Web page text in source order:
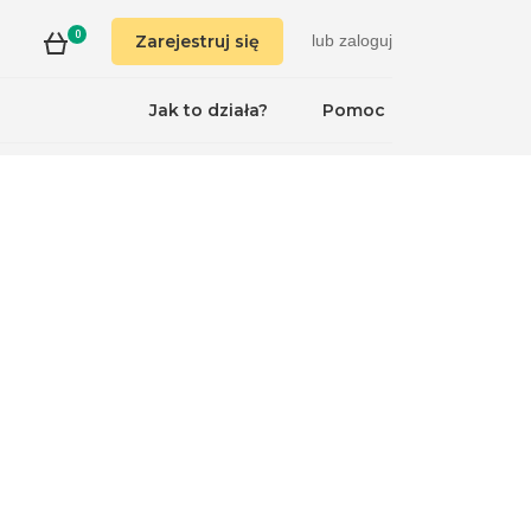
0 Zarejestruj się lub zaloguj
Pomoc
Jak to działa?